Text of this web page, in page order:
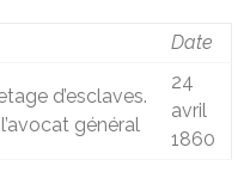
Date
d’esclaves.
général
24
avril
1860